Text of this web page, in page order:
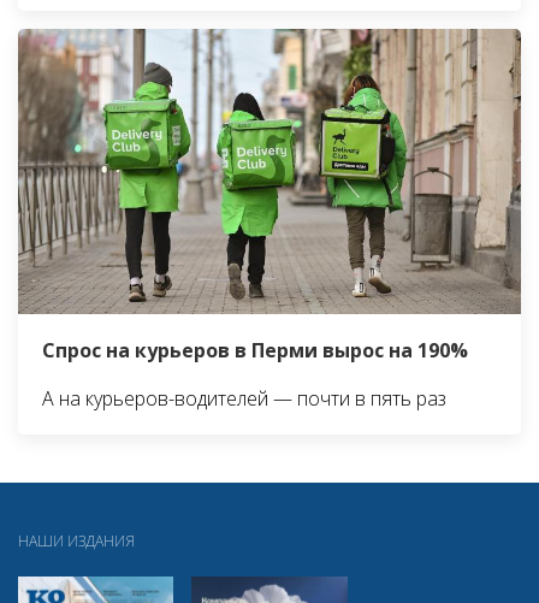
Спрос на курьеров в Перми вырос на 190%
А на курьеров-водителей — почти в пять раз
НАШИ ИЗДАНИЯ